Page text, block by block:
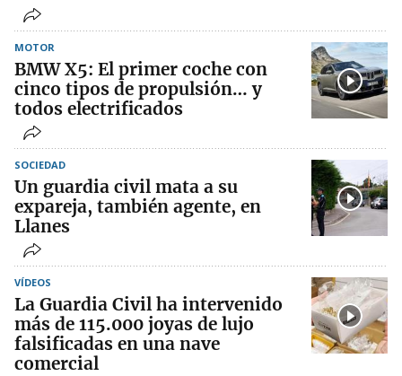
MOTOR
BMW X5: El primer coche con
cinco tipos de propulsión… y
todos electrificados
SOCIEDAD
Un guardia civil mata a su
expareja, también agente, en
Llanes
VÍDEOS
La Guardia Civil ha intervenido
más de 115.000 joyas de lujo
falsificadas en una nave
comercial